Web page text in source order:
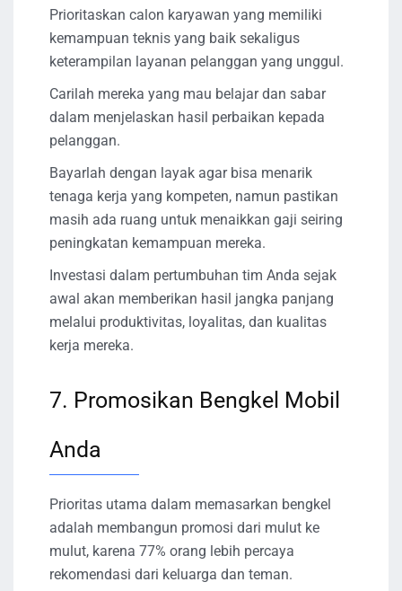
Prioritaskan calon karyawan yang memiliki
kemampuan teknis yang baik sekaligus
keterampilan layanan pelanggan yang unggul.
Carilah mereka yang mau belajar dan sabar
dalam menjelaskan hasil perbaikan kepada
pelanggan.
Bayarlah dengan layak agar bisa menarik
tenaga kerja yang kompeten, namun pastikan
masih ada ruang untuk menaikkan gaji seiring
peningkatan kemampuan mereka.
Investasi dalam pertumbuhan tim Anda sejak
awal akan memberikan hasil jangka panjang
melalui produktivitas, loyalitas, dan kualitas
kerja mereka.
7. Promosikan Bengkel Mobil
Anda
Prioritas utama dalam memasarkan bengkel
adalah membangun promosi dari mulut ke
mulut, karena 77% orang lebih percaya
rekomendasi dari keluarga dan teman.